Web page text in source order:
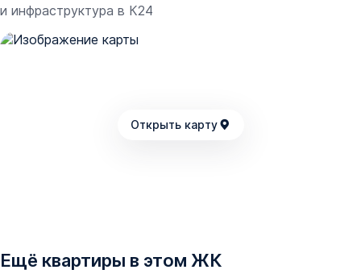
и инфраструктура в К24
Открыть карту
Ещё квартиры в этом ЖК